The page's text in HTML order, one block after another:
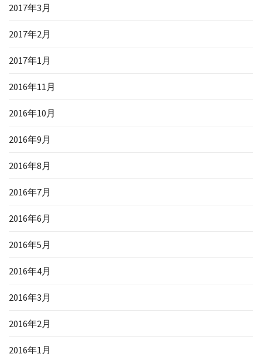
2017年3月
2017年2月
2017年1月
2016年11月
2016年10月
2016年9月
2016年8月
2016年7月
2016年6月
2016年5月
2016年4月
2016年3月
2016年2月
2016年1月